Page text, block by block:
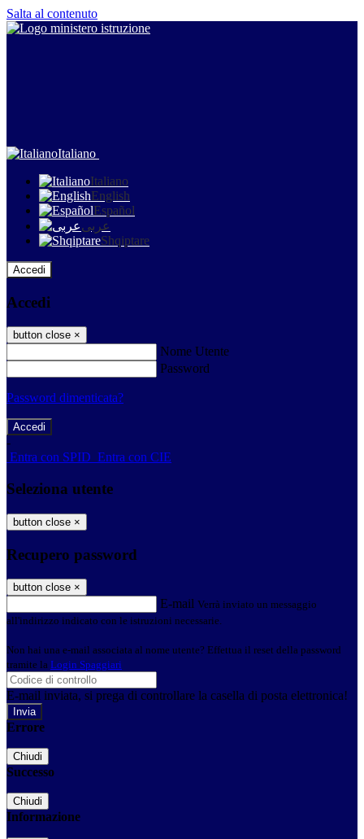
Salta al contenuto
Italiano
Italiano
English
Español
عربى
Shqiptare
Accedi
Accedi
button close ×
Nome Utente
Password
Password dimenticata?
-
Entra con SPID Entra con CIE
Seleziona utente
button close ×
Recupero password
button close ×
E-mail Verrà inviato un messaggio
all'indirizzo indicato con le istruzioni necessarie.
Non hai una e-mail associata al nome utente? Effettua il reset della password
tramite la Login Spaggiari
E-mail inviata, si prega di controllare la casella di posta elettronica!
Errore
Chiudi
Successo
Chiudi
Informazione